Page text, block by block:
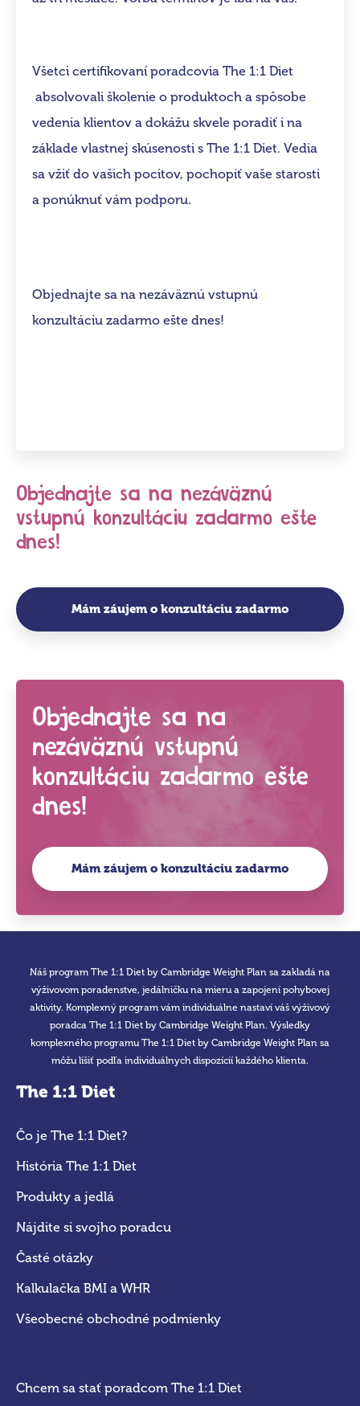
Všetci certifikovaní poradcovia The 1:1 Diet
absolvovali školenie o produktoch a spôsobe
vedenia klientov a dokážu skvele poradiť i na
základe vlastnej skúsenosti s The 1:1 Diet. Vedia
sa vžiť do vašich pocitov, pochopiť vaše starosti
a ponúknuť vám podporu.
Objednajte sa na nezáväznú vstupnú
konzultáciu zadarmo ešte dnes!
Objednajte sa na nezáväznú
vstupnú konzultáciu zadarmo ešte
dnes!
Mám záujem o konzultáciu zadarmo
Objednajte sa na
nezáväznú vstupnú
konzultáciu zadarmo ešte
dnes!
Mám záujem o konzultáciu zadarmo
The 1:1 Diet
Čo je The 1:1 Diet?
História The 1:1 Diet
Produkty a jedlá
Nájdite si svojho poradcu
Časté otázky
Kalkulačka BMI a WHR
Všeobecné obchodné podmienky
Chcem sa stať poradcom The 1:1 Diet
Náš program The 1:1 Diet by Cambridge Weight Plan sa zakladá na
výživovom poradenstve, jedálničku na mieru a zapojení pohybovej
aktivity. Komplexný program vám individuálne nastaví váš výživový
poradca The 1:1 Diet by Cambridge Weight Plan. Výsledky
komplexného programu The 1:1 Diet by Cambridge Weight Plan sa
môžu líšiť podľa individuálnych dispozícií každého klienta.